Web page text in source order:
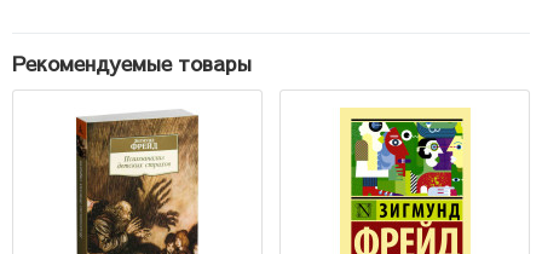
Рекомендуемые товары